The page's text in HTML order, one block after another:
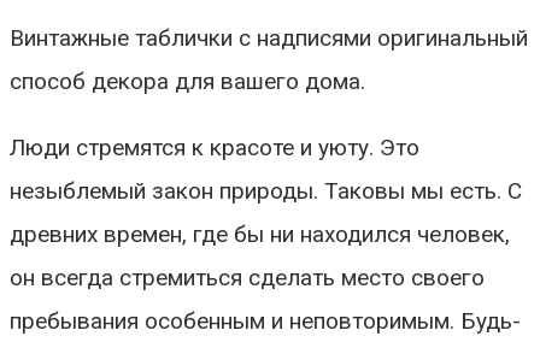
Винтажные таблички с надписями оригинальный
способ декора для вашего дома.
Люди стремятся к красоте и уюту. Это
незыблемый закон природы. Таковы мы есть. С
древних времен, где бы ни находился человек,
он всегда стремиться сделать место своего
пребывания особенным и неповторимым. Будь-